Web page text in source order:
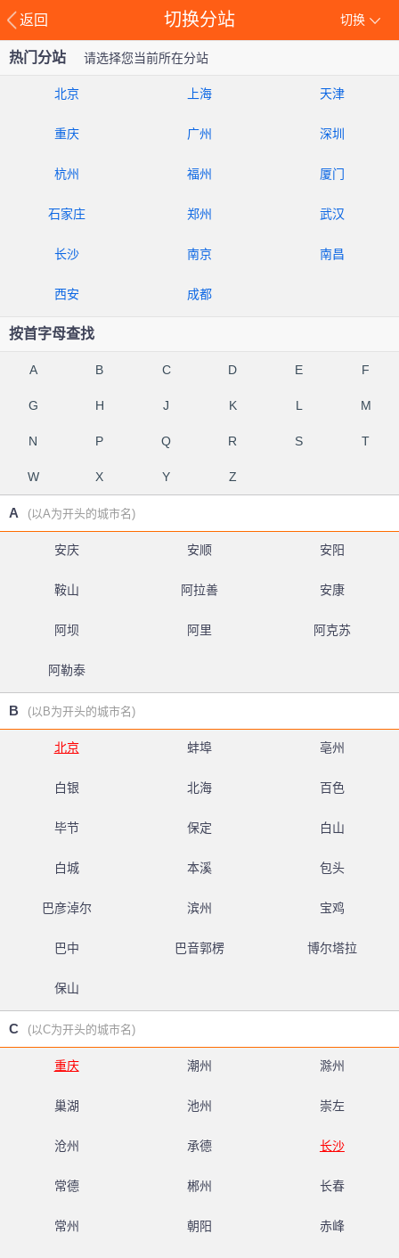
返回 切换
切换分站
热门分站 请选择您当前所在分站
北京 上海 天津
重庆 广州 深圳
杭州 福州 厦门
石家庄 郑州 武汉
长沙 南京 南昌
西安 成都
按首字母查找
A B C D E F
G H J K L M
N P Q R S T
W X Y Z
A (以A为开头的城市名)
安庆 安顺 安阳
鞍山 阿拉善 安康
阿坝 阿里 阿克苏
阿勒泰
B (以B为开头的城市名)
北京 蚌埠 亳州
白银 北海 百色
毕节 保定 白山
白城 本溪 包头
巴彦淖尔 滨州 宝鸡
巴中 巴音郭楞 博尔塔拉
保山
C (以C为开头的城市名)
重庆 潮州 滁州
巢湖 池州 崇左
沧州 承德 长沙
常德 郴州 长春
常州 朝阳 赤峰